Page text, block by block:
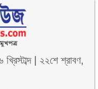
| ২২শে শ্রাবণ,